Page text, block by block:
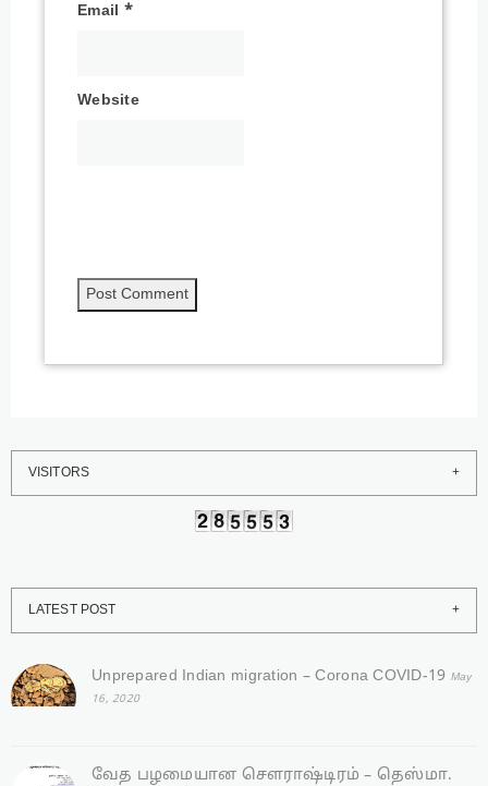
Email *
Website
VISITORS
LATEST POST
Unprepared Indian migration – Corona COVID-19 May
16, 2020
வேத பழமையான சௌராஷ்டிரம் – தெஸ்மா.